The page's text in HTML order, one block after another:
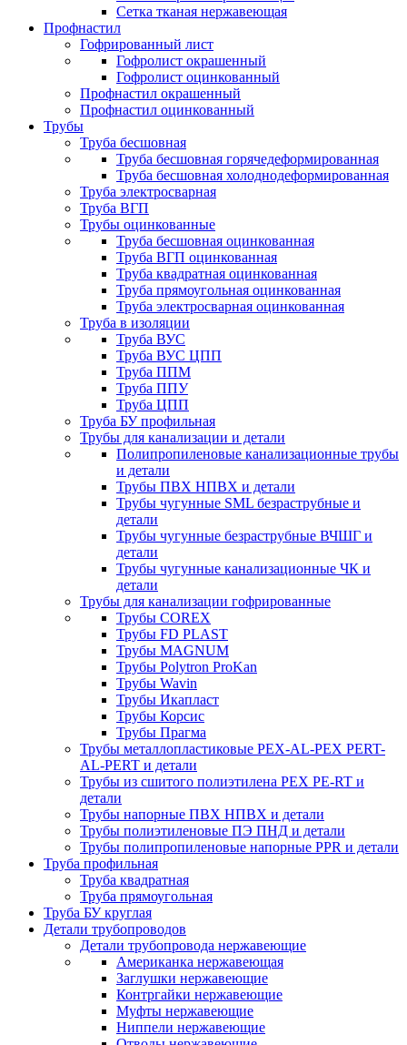
Сетка тканая нержавеющая
Профнастил
Гофрированный лист
Гофролист окрашенный
Гофролист оцинкованный
Профнастил окрашенный
Профнастил оцинкованный
Трубы
Труба бесшовная
Труба бесшовная горячедеформированная
Труба бесшовная холоднодеформированная
Труба электросварная
Труба ВГП
Трубы оцинкованные
Труба бесшовная оцинкованная
Труба ВГП оцинкованная
Труба квадратная оцинкованная
Труба прямоугольная оцинкованная
Труба электросварная оцинкованная
Труба в изоляции
Труба ВУС
Труба ВУС ЦПП
Труба ППМ
Труба ППУ
Труба ЦПП
Труба БУ профильная
Трубы для канализации и детали
Полипропиленовые канализационные трубы
и детали
Трубы ПВХ НПВХ и детали
Трубы чугунные SML безраструбные и
детали
Трубы чугунные безраструбные ВЧШГ и
детали
Трубы чугунные канализационные ЧК и
детали
Трубы для канализации гофрированные
Трубы COREX
Трубы FD PLAST
Трубы MAGNUM
Трубы Polytron ProKan
Трубы Wavin
Трубы Икапласт
Трубы Корсис
Трубы Прагма
Трубы металлопластиковые PEX-AL-PEX PERT-
AL-PERT и детали
Трубы из сшитого полиэтилена PEX PE-RT и
детали
Трубы напорные ПВХ НПВХ и детали
Трубы полиэтиленовые ПЭ ПНД и детали
Трубы полипропиленовые напорные PPR и детали
Труба профильная
Труба квадратная
Труба прямоугольная
Труба БУ круглая
Детали трубопроводов
Детали трубопровода нержавеющие
Американка нержавеющая
Заглушки нержавеющие
Контргайки нержавеющие
Муфты нержавеющие
Ниппели нержавеющие